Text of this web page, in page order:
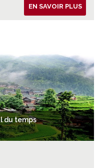
EN SAVOIR PLUS
du temps